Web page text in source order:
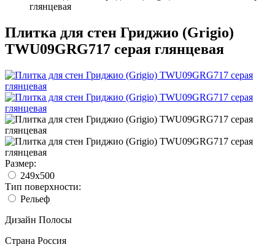
глянцевая
Плитка для стен Гриджио (Grigio)
TWU09GRG717 серая глянцевая
Размер:
249x500
Тип поверхности:
Рельеф
Дизайн Полосы
Страна Россия